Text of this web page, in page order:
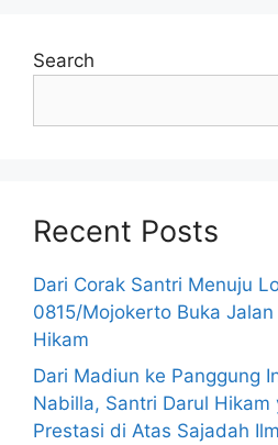
Search
Recent Posts
Dari Corak Santri Menuju
0815/Mojokerto Buka
Hikam
Dari Madiun ke Panggung
Nabilla, Santri Darul Hikam
Prestasi di Atas Sajadah